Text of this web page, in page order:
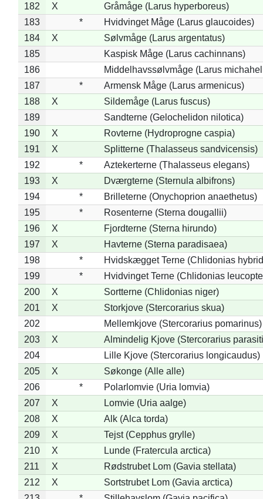
182
X
Gråmåge (Larus hyperboreus)
183
*
Hvidvinget Måge (Larus glaucoides)
184
X
Sølvmåge (Larus argentatus)
185
Kaspisk Måge (Larus cachinnans)
186
Middelhavssølvmåge (Larus
187
*
Armensk Måge (Larus armenicus)
188
X
Sildemåge (Larus fuscus)
189
Sandterne (Gelochelidon nilotica)
190
X
Rovterne (Hydroprogne caspia)
191
X
Splitterne (Thalasseus sandvicensis)
192
*
Aztekerterne (Thalasseus elegans)
193
X
Dværgterne (Sternula albifrons)
194
*
Brilleterne (Onychoprion anaethetus)
195
*
Rosenterne (Sterna dougallii)
196
X
Fjordterne (Sterna hirundo)
197
X
Havterne (Sterna paradisaea)
198
*
Hvidskægget Terne (Chlidonias
199
*
Hvidvinget Terne (Chlidonias
200
X
Sortterne (Chlidonias niger)
201
X
Storkjove (Stercorarius skua)
202
Mellemkjove (Stercorarius pomarinus)
203
X
Almindelig Kjove (Stercorarius
204
Lille Kjove (Stercorarius longicaudus)
205
X
Søkonge (Alle alle)
206
*
Polarlomvie (Uria lomvia)
207
X
Lomvie (Uria aalge)
208
X
Alk (Alca torda)
209
X
Tejst (Cepphus grylle)
210
X
Lunde (Fratercula arctica)
211
X
Rødstrubet Lom (Gavia stellata)
212
X
Sortstrubet Lom (Gavia arctica)